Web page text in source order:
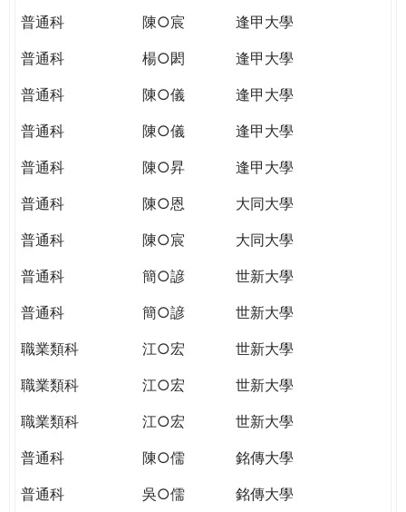
普通科 陳○宸
逢甲大學
普通科
楊○閎
逢甲大學
普通科
陳○儀
逢甲大學
普通科
陳○儀
逢甲大學
普通科
陳○昇
逢甲大學
普通科
陳○恩
大同大學
普通科
陳○宸
大同大學
普通科
簡○諺
世新大學
普通科
簡○諺
世新大學
職業類科
江○宏
世新大學
職業類科
江○宏
世新大學
職業類科
江○宏
世新大學
普通科
陳○儒
銘傳大學
普通科
吳○儒
銘傳大學